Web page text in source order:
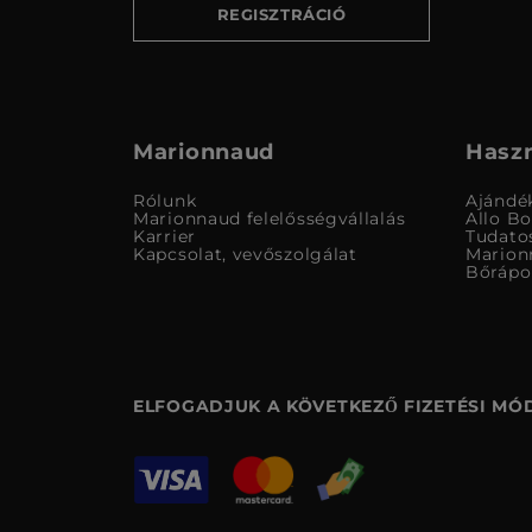
REGISZTRÁCIÓ
Marionnaud
Rólunk
Marionnaud felelősségvállalás
Karrier
Kapcsolat, vevőszolgálat
Allo
ELFOGADJUK A KÖVETKEZŐ FIZETÉSI